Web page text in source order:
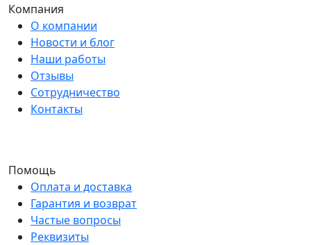
Компания
О компании
Новости и блог
Наши работы
Отзывы
Сотрудничество
Контакты
Помощь
Оплата и доставка
Гарантия и возврат
Частые вопросы
Реквизиты